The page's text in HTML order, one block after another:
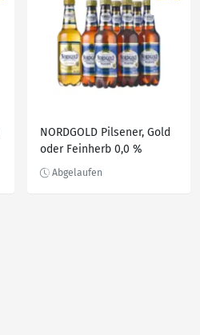
NORDGOLD Pilsener, Gold
oder Feinherb 0,0 %